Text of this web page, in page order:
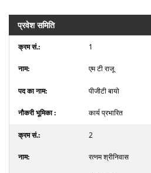
प्रवेश समिति
1
एम टी राजू
पीजीटी बायो
कार्य प्रभारित
2
रत्नम श्रीनिवास